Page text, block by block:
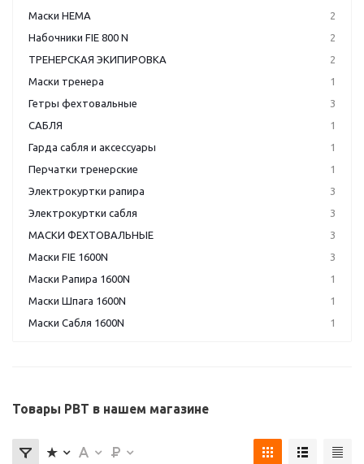
Маски HEMA
2
Набочники FIE 800 N
2
ТРЕНЕРСКАЯ ЭКИПИРОВКА
2
Маски тренера
1
Гетры фехтовальные
3
САБЛЯ
1
Гарда сабля и аксессуары
1
Перчатки тренерские
1
Электрокуртки рапира
3
Электрокуртки сабля
3
МАСКИ ФЕХТОВАЛЬНЫЕ
3
Маски FIE 1600N
3
Маски Рапира 1600N
1
Маски Шпага 1600N
1
Маски Сабля 1600N
1
Товары PBT в нашем магазине